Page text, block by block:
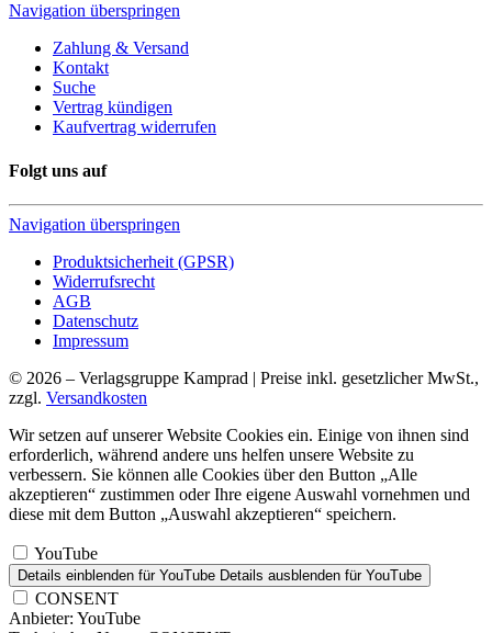
Navigation überspringen
Zahlung & Versand
Kontakt
Suche
Vertrag kündigen
Kaufvertrag widerrufen
Folgt uns auf
Navigation überspringen
Produktsicherheit (GPSR)
Widerrufsrecht
AGB
Datenschutz
Impressum
© 2026 – Verlagsgruppe Kamprad | Preise inkl. gesetzlicher MwSt.,
zzgl. Versandkosten
Wir setzen auf unserer Website Cookies ein. Einige von ihnen sind
erforderlich, während andere uns helfen unsere Website zu
verbessern. Sie können alle Cookies über den Button „Alle
akzeptieren“ zustimmen oder Ihre eigene Auswahl vornehmen und
diese mit dem Button „Auswahl akzeptieren“ speichern.
YouTube
Details einblenden für YouTube Details ausblenden für YouTube
CONSENT
Anbieter: YouTube